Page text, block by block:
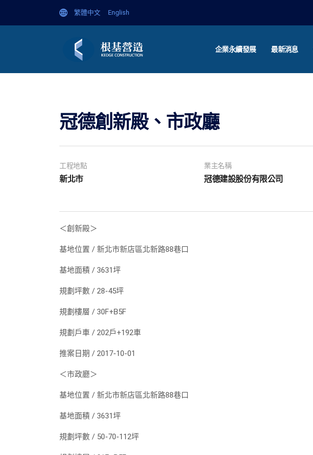
繁體中文 English
企業永續發展 最新消息
冠德創新殿、市政廳
工程地點
新北市
業主名稱
冠德建設股份有限公司
＜創新殿＞
基地位置 / 新北市新店區北新路88巷口
基地面積 / 3631坪
規劃坪數 / 28-45坪
規劃樓層 / 30F+B5F
規劃戶車 / 202戶+192車
推案日期 / 2017-10-01
＜市政廳＞
基地位置 / 新北市新店區北新路88巷口
基地面積 / 3631坪
規劃坪數 / 50-70-112坪